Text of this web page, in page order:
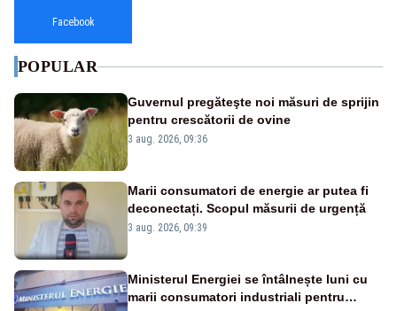
Facebook
POPULAR
Guvernul pregăteşte noi măsuri de sprijin
pentru crescătorii de ovine
3 aug. 2026, 09:36
Marii consumatori de energie ar putea fi
deconectați. Scopul măsurii de urgență
3 aug. 2026, 09:39
Ministerul Energiei se întâlnește luni cu
marii consumatori industriali pentru